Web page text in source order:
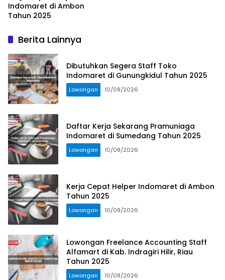
Indomaret di Ambon
Tahun 2025
Berita Lainnya
Dibutuhkan Segera Staff Toko
Indomaret di Gunungkidul Tahun 2025
Lowongan 10/08/2026
Daftar Kerja Sekarang Pramuniaga
Indomaret di Sumedang Tahun 2025
Lowongan 10/08/2026
Kerja Cepat Helper Indomaret di Ambon
Tahun 2025
Lowongan 10/08/2026
Lowongan Freelance Accounting Staff
Alfamart di Kab. Indragiri Hilir, Riau
Tahun 2025
Lowongan 10/08/2026